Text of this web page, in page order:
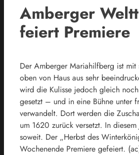
Amberger
feiert Premiere
Der Amberger Mariahilfberg ist mit
oben von Haus aus sehr
wird die Kulisse jedoch gleich
gesetzt – und in eine Bühne unter
verwandelt. Dort werden die
um 1620 zurück versetzt. In
soweit. Der „Herbst des
Wochenende Premiere gefeiert.